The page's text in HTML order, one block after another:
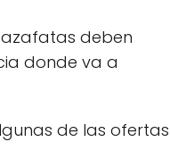
azafatas deben
donde va a
de las ofertas